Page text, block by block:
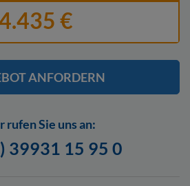
€
ANFORDERN
rufen Sie uns an:
39931 15 95 0
Datenschutzerklärung. Ich stimme zu, dass